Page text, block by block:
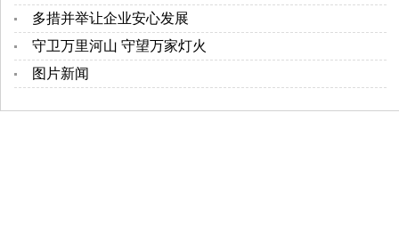
多措并举让企业安心发展
守卫万里河山 守望万家灯火
图片新闻